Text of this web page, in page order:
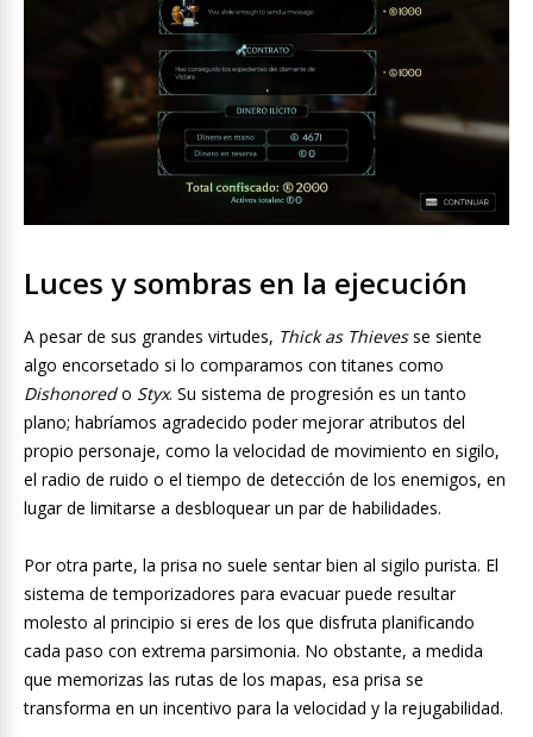
Luces y sombras en la ejecución
A pesar de sus grandes virtudes, Thick as Thievesse siente
algo encorsetado si lo comparamos con titanes como
Dishonoredo Styx. Su sistema de progresión es un tanto
plano; habríamos agradecido poder mejorar atributos del
propio personaje, como la velocidad de movimiento en sigilo,
el radio de ruido o el tiempo de detección de los enemigos, en
lugar de limitarse a desbloquear un par de habilidades.
Por otra parte, la prisa no suele sentar bien al sigilo purista. El
sistema de temporizadores para evacuar puede resultar
molesto al principio si eres de los que disfruta planificando
cada paso con extrema parsimonia. No obstante, a medida
que memorizas las rutas de los mapas, esa prisa se
transforma en un incentivo para la velocidad y la rejugabilidad.